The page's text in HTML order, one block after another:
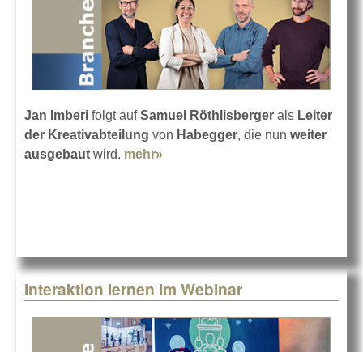
Jan Imberi folgt aufSamuel Röthlisberger als Leiter
der Kreativabteilung von Habegger, die nun weiter
ausgebaut wird. mehr»
Interaktion lernen im Webinar